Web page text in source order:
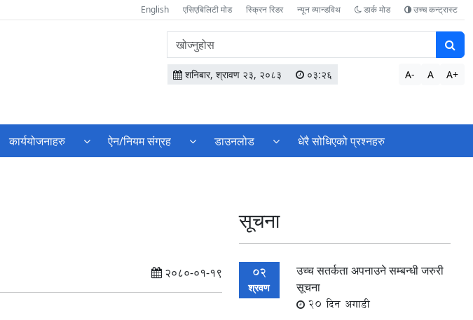
English एसिएबिलिटी मोड स्क्रिन रिडर न्यून व्यान्डविथ डार्क मोड उच्च कन्ट्रास्ट
वेबसाइटमा
सामग्री
खोज्नुहोस
शनिबार, श्रावण २३, २०८३ ०३:२६ A- A A+
कार्ययोजनाहरु ऐन/नियम संग्रह डाउनलोड धेरै सोधिएको प्रश्नहरु
२०८०-०१-१९
सूचना
02
श्रवण
उच्च सतर्कता अपनाउने सम्बन्धी जरुरी
सूचना
20 दिन अगाडी